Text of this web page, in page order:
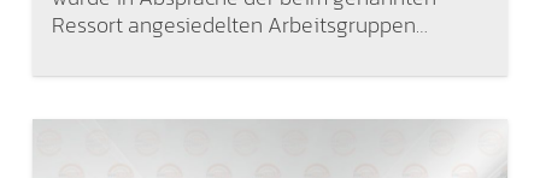
Ressort angesiedelten Arbeitsgruppen…